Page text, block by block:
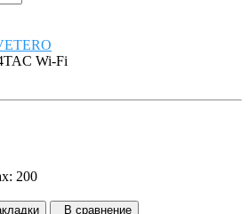
Wi-Fi
200
В сравнение